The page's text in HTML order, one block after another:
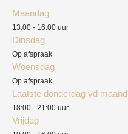
Maandag
13:00 - 16:00 uur
Dinsdag
Op afspraak
Woensdag
Op afspraak
Laatste donderdag vd maand
18:00 - 21:00 uur
Vrijdag